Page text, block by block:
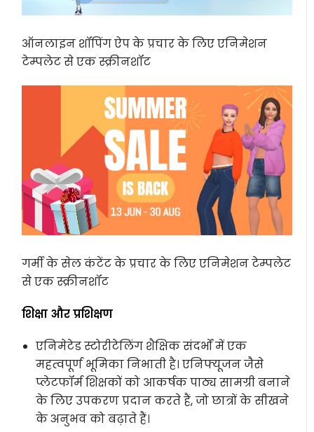
ऑनलाइन शॉपिंग ऐप के प्रचार के लिए एनिमेशन
टेम्पलेट से एक स्क्रीनशॉट
गर्मी के सेल कंटेंट के प्रचार के लिए एनिमेशन टेम्पलेट
से एक स्क्रीनशॉट
शिक्षा और प्रशिक्षण
एनिमेटेड स्टोरीटेलिंग शैक्षिक संदर्भों में एक
महत्वपूर्ण भूमिका निभाती है। एनिफ्यूजन जैसे
प्लेटफॉर्म शिक्षकों को आकर्षक पाठ्य सामग्री बनाने
के लिए उपकरण प्रदान करते हैं, जो छात्रों के सीखने
के अनुभव को बढ़ाते हैं।